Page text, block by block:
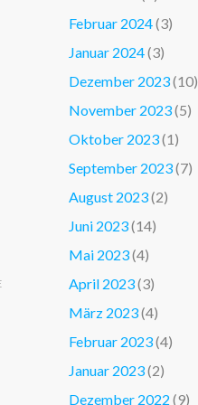
Februar 2024(3)
Januar 2024(3)
Dezember 2023(10)
November 2023(5)
Oktober 2023(1)
September 2023(7)
August 2023(2)
Juni 2023(14)
Mai 2023(4)
April 2023(3)
März 2023(4)
Februar 2023(4)
Januar 2023(2)
Dezember 2022 (9)